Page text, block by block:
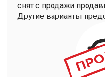
снят с продажи
Другие варианты